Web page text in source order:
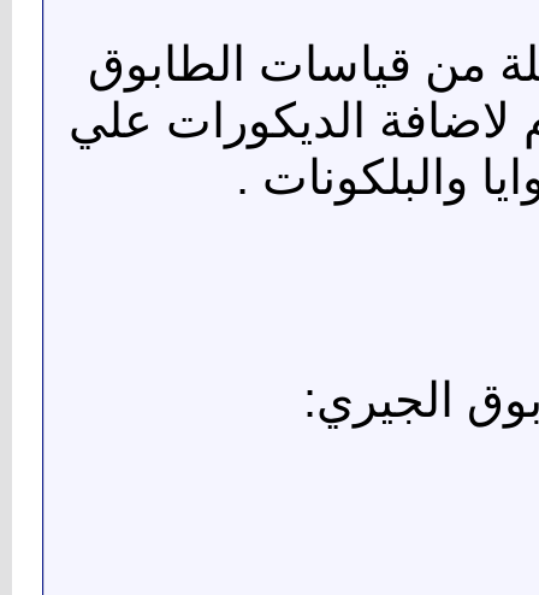
من قياسات الطابوق
لاضافة الديكورات علي
والبلكونات .
الجيري: